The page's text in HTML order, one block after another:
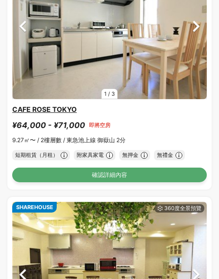
1 / 3
CAFE ROSE TOKYO
¥64,000 - ¥71,000 即將空房
9.27㎡〜 / 2樓層數 / 東急池上線 御嶽山 2分
短期租賃（月租） 附家具家電 無押金 無禮金
確認詳細內容
SHAREHOUSE